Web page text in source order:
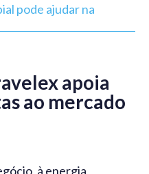
pode ajudar na
apoia
ao mercado
à energia